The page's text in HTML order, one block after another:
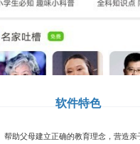
软件特色
助父母建立正确的教育理念，营造亲